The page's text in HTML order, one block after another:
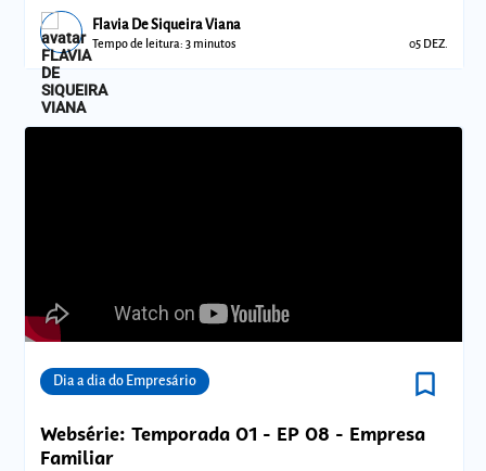
Flavia De Siqueira Viana
Tempo de leitura: 3 minutos 05 DEZ.
Dia a dia do Empresário bookmark_border
Websérie: Temporada 01 - EP 08 - Empresa
Familiar